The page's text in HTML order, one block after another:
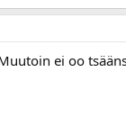
ei oo